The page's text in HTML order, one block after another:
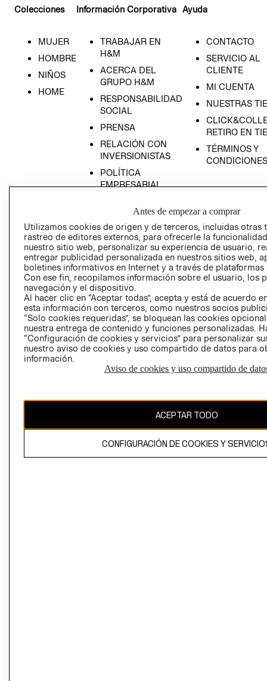
Colecciones
MUJER
HOMBRE
NIÑOS
HOME
Información Corporativa
TRABAJAR EN
H&M
ACERCA DEL
GRUPO H&M
RESPONSABILIDAD
SOCIAL
PRENSA
RELACIÓN CON
INVERSIONISTAS
POLÍTICA
EMPRESARIAL
Ayuda
CONTACTO
SERVICIO AL
CLIENTE
MI CUENTA
NUESTRAS
RETIRO EN
TÉRMINOS Y
CONDICIONES
AVISO DE
PRIVACIDAD
GIFT CARD
El contenido de esta página web está protegido por copyright y es
Antes de empezar a comprar
Utilizamos cookies de origen y de terceros, incluidas otras
rastreo de editores externos, para ofrecerle la
nuestro sitio web, personalizar su experiencia de usuario,
entregar publicidad personalizada en nuestros sitios web,
boletines informativos en Internet y a través de plataformas
Con ese fin, recopilamos información sobre el usuario, los
navegación y el dispositivo.
Al hacer clic en “Aceptar todas”, acepta y está de acuerdo
esta información con terceros, como nuestros socios
“Solo cookies requeridas”, se bloquean las cookies
nuestra entrega de contenido y funciones personalizadas.
“Configuración de cookies y servicios” para personalizar
nuestro aviso de cookies y uso compartido de datos para
información.
Aviso de cookies y uso compartido de
ACEPTAR TODO
CONFIGURACIÓN DE COOKIES Y